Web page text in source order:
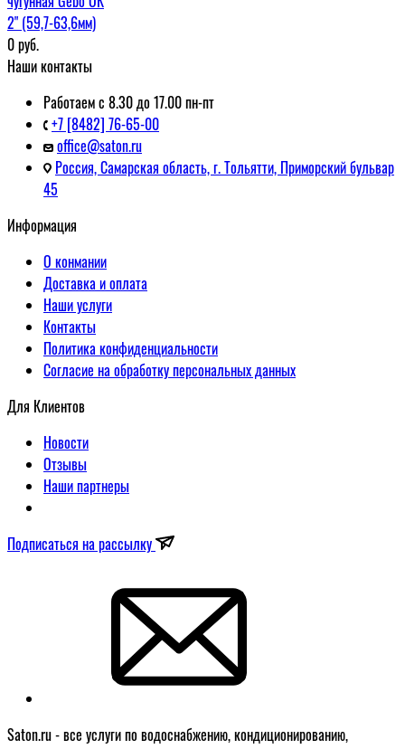
2" (59,7-63,6мм)
0руб.
Наши контакты
Работаем с 8.30 до 17.00 пн-пт
+7 [8482] 76-65-00
office@saton.ru
Россия, Самарская область, г. Тольятти, Приморский бульвар
45
Информация
О конмании
Доставка и оплата
Наши услуги
Контакты
Политика конфиденциальности
Согласие на обработку персональных данных
Для Клиентов
Новости
Отзывы
Наши партнеры
Подписаться на рассылку
Saton.ru - все услуги по водоснабжению, кондиционированию,